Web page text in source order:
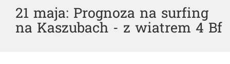
21 maja: Prognoza na surfing
na Kaszubach - z wiatrem 4 Bf